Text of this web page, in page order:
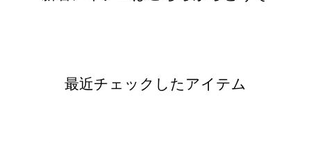
最近チェックしたアイテム